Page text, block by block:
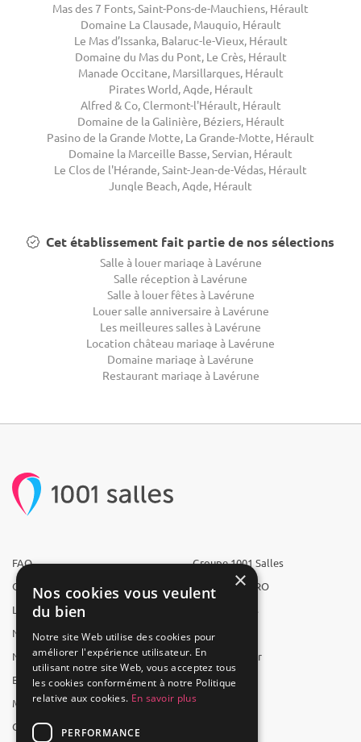
Mas des 7 Fonts, Saint-Pons-de-Mauchiens, Hérault
Domaine La Clausade, Mauguio, Hérault
Le Mas d’Issanka, Balaruc-le-Vieux, Hérault
Domaine du Mas du Pont, Le Crès, Hérault
Manade Occitane, Marsillargues, Hérault
Pirates World, Agde, Hérault
Alfred & Co, Clermont-l'Hérault, Hérault
Domaine de la Galinière, Béziers, Hérault
Pasino de la Grande Motte, La Grande-Motte, Hérault
Domaine la Marceille Basse, Servian, Hérault
Le Clos de l'Hérande, Saint-Jean-de-Védas, Hérault
Jungle Beach, Agde, Hérault
Cet établissement fait partie de nos sélections
Salle à louer mariage à Lavérune
Salle réception à Lavérune
Salle à louer fêtes à Lavérune
Louer salle anniversaire à Lavérune
Les meilleures salles à Lavérune
Location château mariage à Lavérune
Domaine mariage à Lavérune
Restaurant mariage à Lavérune
FAQ
Qui sommes-nous ?
L'équipe
Nous recrutons
Nos partenaires
Espace presse
Mentions légales
CGV
Groupe 1001 Salles
1001 Salles PRO
1001 Traiteurs
1001 Artistes
Reserverunbar
MP2
×
Nos cookies vous veulent
du bien
Notre site Web utilise des cookies pour
améliorer l'expérience utilisateur. En
utilisant notre site Web, vous acceptez tous
les cookies conformément à notre Politique
relative aux cookies. En savoir plus
PERFORMANCE